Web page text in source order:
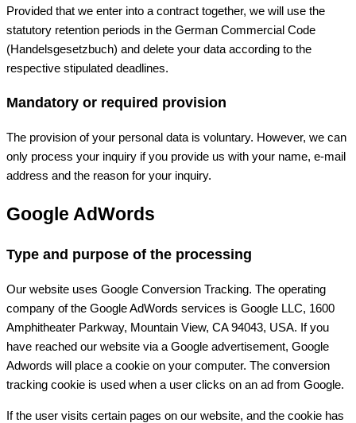
Provided that we enter into a contract together, we will use the
statutory retention periods in the German Commercial Code
(Handelsgesetzbuch) and delete your data according to the
respective stipulated deadlines.
Mandatory or required provision
The provision of your personal data is voluntary. However, we can
only process your inquiry if you provide us with your name, e-mail
address and the reason for your inquiry.
Google AdWords
Type and purpose of the processing
Our website uses Google Conversion Tracking. The operating
company of the Google AdWords services is Google LLC, 1600
Amphitheater Parkway, Mountain View, CA 94043, USA. If you
have reached our website via a Google advertisement, Google
Adwords will place a cookie on your computer. The conversion
tracking cookie is used when a user clicks on an ad from Google.
If the user visits certain pages on our website, and the cookie has